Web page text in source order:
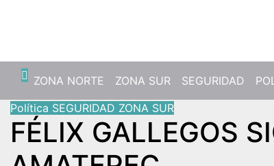
ZONA NORTE ZONA SUR SEGURIDAD
Política SEGURIDAD ZONA SUR
FÉLIX GALLEGOS